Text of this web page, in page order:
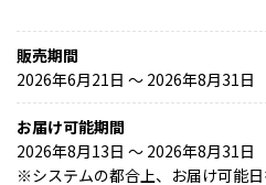
販売期間
2026年6月21日 〜 2026年8月31日
お届け可能期間
2026年8月13日 ～ 2026年8月31日
※システムの都合上、お届け可能